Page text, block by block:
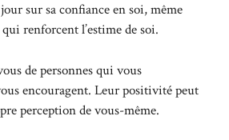
sur sa confiance en soi, même
renforcent l’estime de soi.
de personnes qui vous
encouragent. Leur positivité peut
perception de vous-même.